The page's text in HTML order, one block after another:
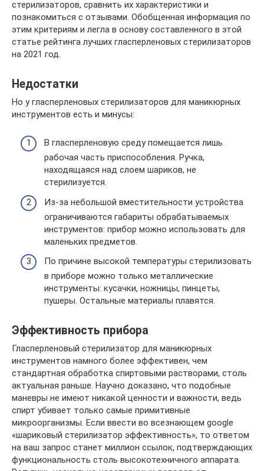
стерилизаторов, сравнить их характеристики и
познакомиться с отзывами. Обобщенная информация по
этим критериям и легла в основу составленного в этой
статье рейтинга лучших гласперленовых стерилизаторов
на 2021 год.
Недостатки
Но у гласперленовых стерилизаторов для маникюрных
инструментов есть и минусы:
В гласперленовую среду помещается лишь
рабочая часть приспособления. Ручка,
находящаяся над слоем шариков, не
стерилизуется.
Из-за небольшой вместительности устройства
ограничиваются габариты обрабатываемых
инструментов: прибор можно использовать для
маленьких предметов.
По причине высокой температуры стерилизовать
в приборе можно только металлические
инструменты: кусачки, ножницы, пинцеты,
пушеры. Остальные материалы плавятся.
Эффективность прибора
Гласперленовый стерилизатор для маникюрных
инструментов намного более эффективен, чем
стандартная обработка спиртовыми растворами, столь
актуальная раньше. Научно доказано, что подобные
маневры не имеют никакой ценности и важности, ведь
спирт убивает только самые примитивные
микроорганизмы. Если ввести во всезнающем google
«шариковый стерилизатор эффективность», то ответом
на ваш запрос станет миллион ссылок, подтверждающих
функциональность столь высокотехничного аппарата.